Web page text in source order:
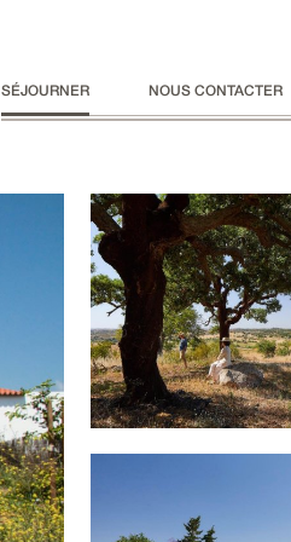
SÉJOURNER NOUS CONTACTER